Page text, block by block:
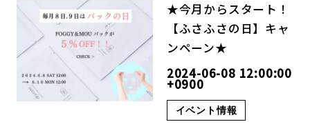
★今月からスタート！
【ふさふさの日】キャ
ンペーン★
2024-06-08 12:00:00
+0900
イベント情報